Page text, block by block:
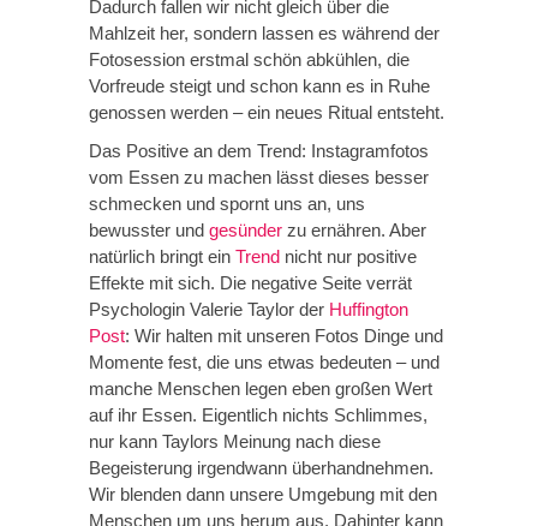
Dadurch fallen wir nicht gleich über die
Mahlzeit her, sondern lassen es während der
Fotosession erstmal schön abkühlen, die
Vorfreude steigt und schon kann es in Ruhe
genossen werden – ein neues Ritual entsteht.
Das Positive an dem Trend: Instagramfotos
vom Essen zu machen lässt dieses besser
schmecken und spornt uns an, uns
bewusster und gesünder zu ernähren. Aber
natürlich bringt ein Trend nicht nur positive
Effekte mit sich. Die negative Seite verrät
Psychologin Valerie Taylor der Huffington
Post: Wir halten mit unseren Fotos Dinge und
Momente fest, die uns etwas bedeuten – und
manche Menschen legen eben großen Wert
auf ihr Essen. Eigentlich nichts Schlimmes,
nur kann Taylors Meinung nach diese
Begeisterung irgendwann überhandnehmen.
Wir blenden dann unsere Umgebung mit den
Menschen um uns herum aus. Dahinter kann